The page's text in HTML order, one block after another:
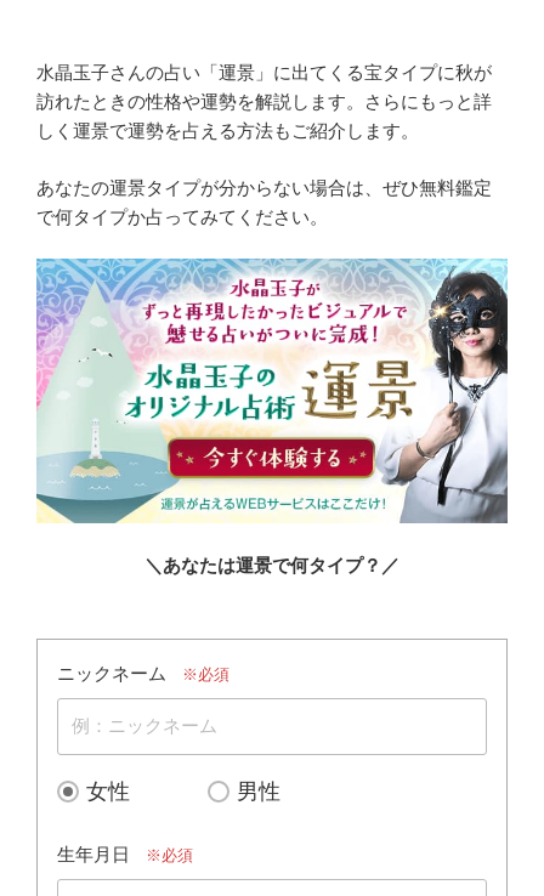
水晶玉子さんの占い「運景」に出てくる宝タイプに秋が
訪れたときの性格や運勢を解説します。さらにもっと詳
しく運景で運勢を占える方法もご紹介します。
あなたの運景タイプが分からない場合は、ぜひ無料鑑定
で何タイプか占ってみてください。
＼あなたは運景で何タイプ？／
ニックネーム ※必須
女性 男性
生年月日 ※必須